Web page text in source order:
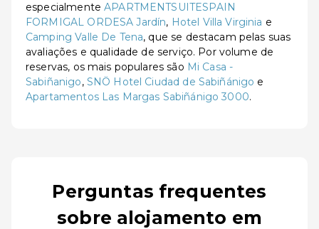
especialmenteAPARTMENTSUITESPAIN
FORMIGAL ORDESA Jardín, Hotel Villa Virginia e
Camping Valle De Tena, que se destacam pelas suas
avaliações e qualidade de serviço. Por volume de
reservas, os mais populares são Mi Casa -
Sabiñanigo, SNÖ Hotel Ciudad de Sabiñánigo e
Apartamentos Las Margas Sabiñánigo 3000.
Perguntas frequentes
sobre alojamento em